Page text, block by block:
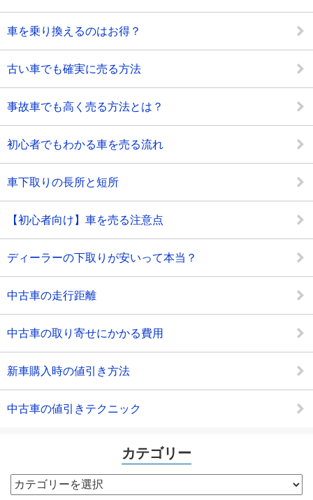
車を乗り換えるのはお得？
古い車でも確実に売る方法
事故車でも高く売る方法とは？
初心者でもわかる車を売る流れ
車下取りの長所と短所
【初心者向け】車を売る注意点
ディーラーの下取りが安いって本当？
中古車の走行距離
中古車の取り寄せにかかる費用
新車購入時の値引き方法
中古車の値引きテクニック
カテゴリー
カ